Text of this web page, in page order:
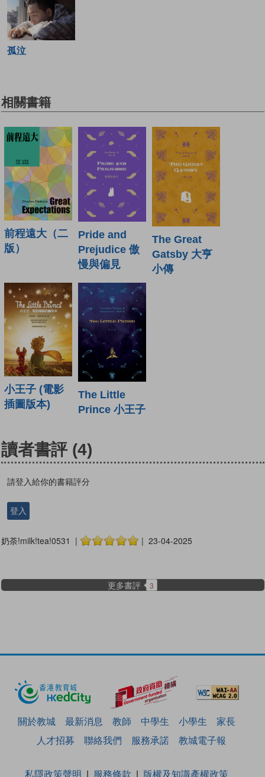
孤泣
相關書籍
前程遠大（二
版）
Pride and
Prejudice 傲
慢與偏見
The Great
Gatsby 大亨
小傳
小王子 (電影
插圖版本)
The Little
Prince 小王子
讀者書評 (4)
請登入給你的書籍評分
登入
奶荼!milk!tea!0531 | | 23-04-2025
更多書評 3
關於教城 最新消息 教師 中學生 小學生
家長
人才招募
聯絡我們 服務承諾 教城電子報
私隱政策聲明 服務條款 版權及知識產權政策